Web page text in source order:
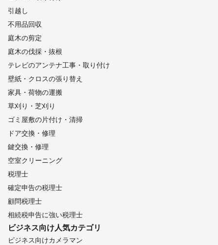
引越し
不用品回収
庭木の剪定
庭木の伐採・抜根
テレビのアンテナ工事・取り付け
壁紙・クロスの張り替え
家具・荷物の運搬
草刈り・芝刈り
ゴミ屋敷の片付け・清掃
ドア交換・修理
鍵交換・修理
空室クリーニング
税理士
確定申告の税理士
顧問税理士
相続税申告に強い税理士
ビジネス向け人気カテゴリ
ビジネス向けカメラマン